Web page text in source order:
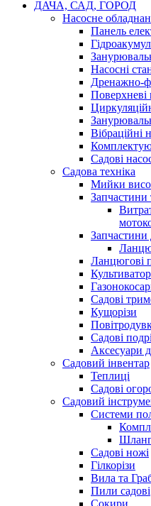
ДАЧА, САД, ГОРОД
Насосне
Панель
Насосні
Дренажно-
Поверхневі
Вібраційні
Cадові
Садова техніка
Мийки
Запчастини
Ланцюгові
Садові
Кущорізи
Садові
Аксесуари
Садовий інвентар
Теплиці
Садові
Садовий
Системи
Садові ножі
Гілкорізи
Вила та
Пили садові
Сокири